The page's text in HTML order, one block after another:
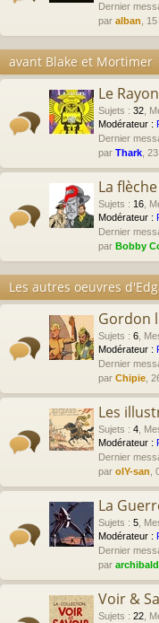
Dernier
par alban ,
avant Blake et Mortimer
Le
Sujets : 32
Modérateur :
Dernier
par Thark ,
La
Sujets : 16
Modérateur :
Dernier
par Bobby
Les autres oeuvres
Gordon
Sujets : 6
Modérateur :
Dernier
par Chipie ,
Les
Sujets : 4
Modérateur :
Dernier
par olY-san
La
Sujets : 5
Modérateur :
Dernier
par archibald
Voir &
Sujets : 22